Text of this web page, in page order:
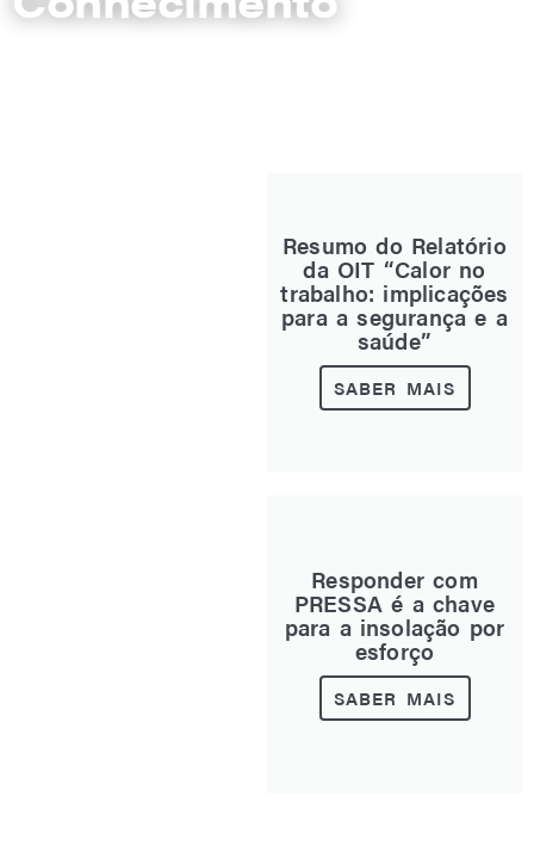
Resumo do Relatório
da OIT “Calor no
trabalho: implicações
para a segurança e a
saúde”
SABER MAIS
Responder com
PRESSA é a chave
para a insolação por
esforço
SABER MAIS